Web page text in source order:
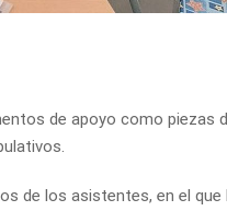
de apoyo como piezas
de los asistentes, en el que